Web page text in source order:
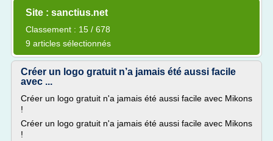
Site : sanctius.net
Classement : 15 / 678
9 articles sélectionnés
Créer un logo gratuit n’a jamais été aussi facile
avec ...
Créer un logo gratuit n'a jamais été aussi facile avec Mikons
!
Créer un logo gratuit n'a jamais été aussi facile avec Mikons
!